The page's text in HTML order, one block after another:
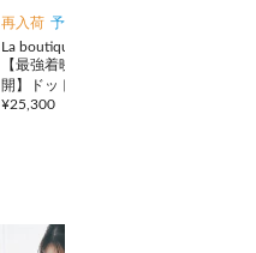
再入荷 予約
La boutique BonBon
【最強着映え・３サイズ展
開】ドットオーガンサーキュ
ラースカート
¥25,300